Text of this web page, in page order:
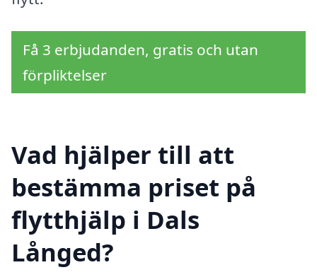
Få 3 erbjudanden, gratis och utan
förpliktelser
Vad hjälper till att
bestämma priset på
flytthjälp i Dals
Långed?